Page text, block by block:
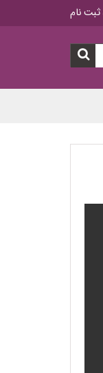
ثبت نام